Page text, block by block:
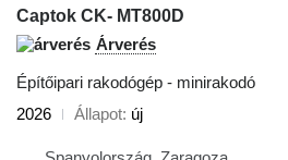
Captok CK- MT800D
Árverés
Építőipari rakodógép - minirakodó
2026
Állapot új